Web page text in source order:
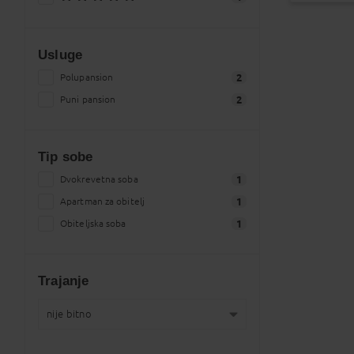
Usluge
Polupansion 2
Puni pansion 2
Tip sobe
Dvokrevetna soba 1
Apartman za obitelj 1
Obiteljska soba 1
Trajanje
nije bitno